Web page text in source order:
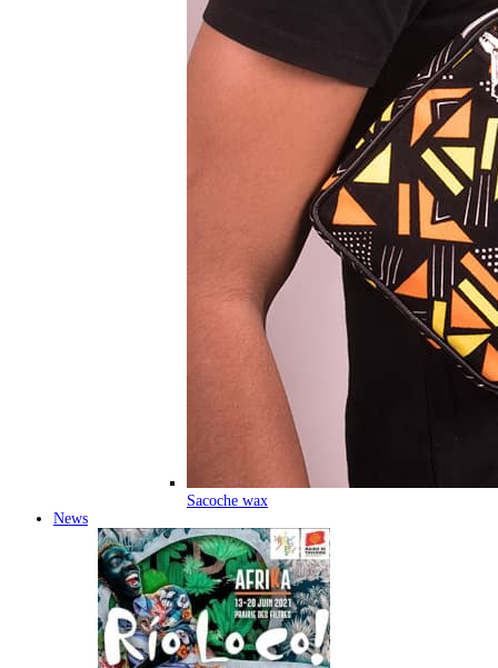
Sacoche wax
News